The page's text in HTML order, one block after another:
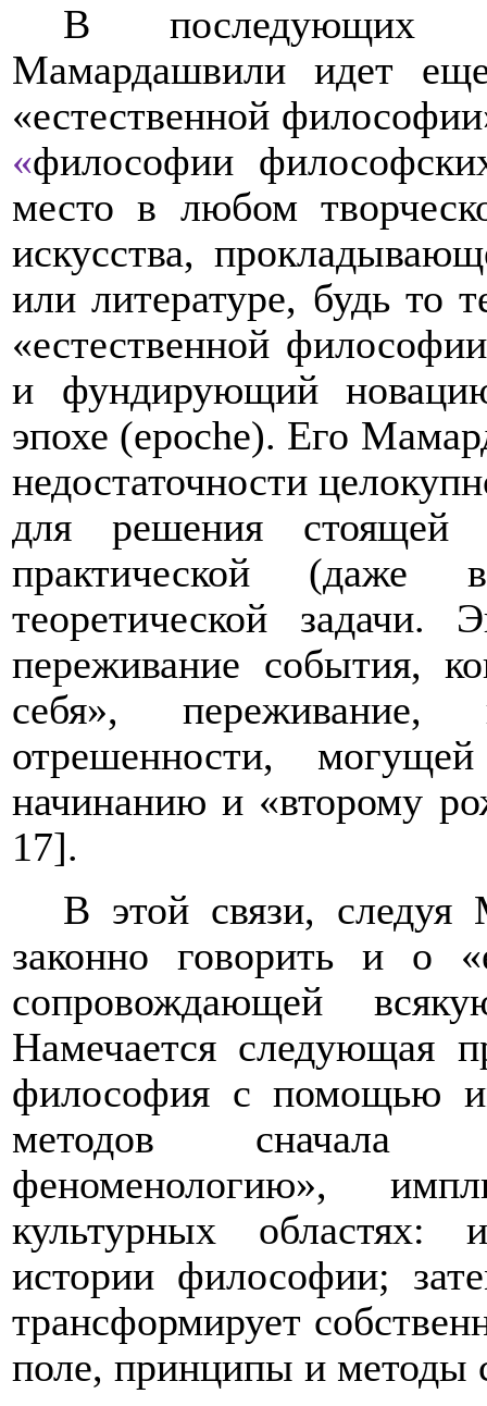
В последующих
Мамардашвили идет
«естественной
«философии
место в любом
искусства,
или литературе, будь то
«естественной
и фундирующий
эпохе (epoche). Его
недостаточности
для решения стоящей
практической (даже
теоретической
переживание события,
себя»,
отрешенности,
начинанию и «второму
17].
В этой связи, следуя
законно говорить и о
сопровождающей
Намечается следующая
философия с помощью
методов сначала
феноменологию»,
культурных областях:
истории философии;
трансформирует
поле, принципы и методы